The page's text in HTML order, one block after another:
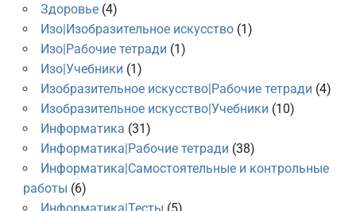
Здоровье(4)
Изо|Изобразительное искусство(1)
Изо|Рабочие тетради (1)
Изо|Учебники (1)
Изобразительное искусство|Рабочие тетради (4)
Изобразительное искусство|Учебники (10)
Информатика (31)
Информатика|Рабочие тетради (38)
Информатика|Самостоятельные и контрольные
работы (6)